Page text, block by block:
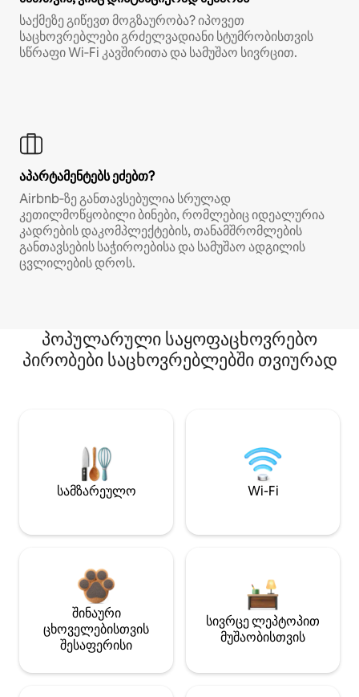
საქმეზე გიწევთ მოგზაურობა? იპოვეთ
საცხოვრებლები გრძელვადიანი სტუმრობისთვის
სწრაფი Wi‑Fi კავშირითა და სამუშაო სივრცით.
აპარტამენტებს ეძებთ?
Airbnb‑ზე განთავსებულია სრულად
კეთილმოწყობილი ბინები, რომლებიც იდეალურია
კადრების დაკომპლექტების, თანამშრომლების
განთავსების საჭიროებისა და სამუშაო ადგილის
ცვლილების დროს.
პოპულარული საყოფაცხოვრებო
პირობები საცხოვრებლებში თვიურად
სამზარეულო Wi-Fi
შინაური
ცხოველებისთვის
შესაფერისი
სივრცე ლეპტოპით
მუშაობისთვის